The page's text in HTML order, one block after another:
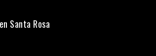
Santa Rosa